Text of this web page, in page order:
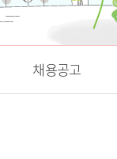
채용공고